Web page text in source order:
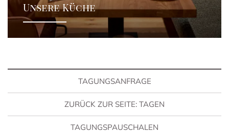
Unsere Küche
TAGUNGSANFRAGE
ZURÜCK ZUR SEITE: TAGEN
TAGUNGSPAUSCHALEN